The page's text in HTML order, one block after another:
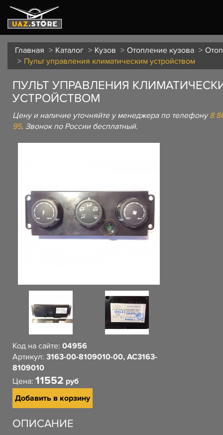
Главная Каталог Кузов Отопление кузова
Пульт управления климатическим устройством
ПУЛЬТ УПРАВЛЕНИЯ
УСТРОЙСТВОМ
Цену и наличие уточняйте у менеджера по телефону8
95. Звонок по России бесплатный.
Код на сайте: 04956
Артикул: 3163-00-8109010-00, АС3163-
8109010
Цена: 11552 руб
Добавить в корзину
ОПИСАНИЕ